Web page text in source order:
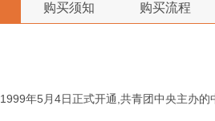
购买须知 购买流程
年5月4日正式开通,共青团中央主办的